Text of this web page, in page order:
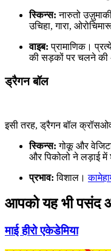
स्किन्स: नारुतो
उचिहा, गारा,
वाइब: प्रामाणिक।
की सड़कों पर चलने की
ड्रैगन बॉल
इसी तरह, ड्रैगन बॉल
स्किन्स: गोकू और
और पिकोलो ने लड़ाई में
प्रभाव: विशाल।
आपको यह भी पसंद
माई हीरो एकेडेमिया